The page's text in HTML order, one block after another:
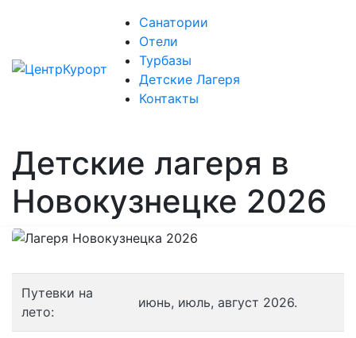
Санатории
Отели
Турбазы
Детские Лагеря
Контакты
Детские лагеря в
Новокузнецке 2026
Путевки на
лето:
июнь, июль, август 2026.